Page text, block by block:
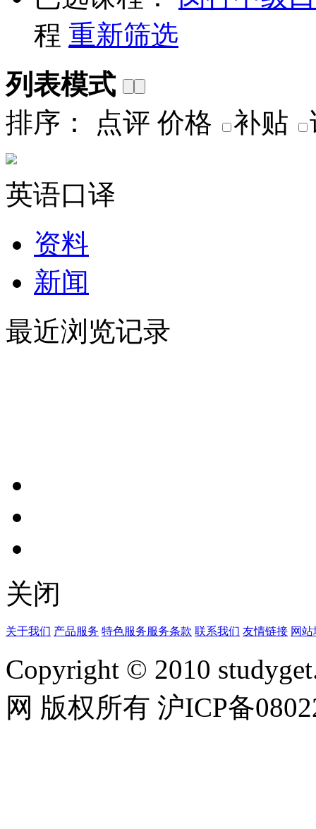
程 重新筛选
列表模式
排序：
点评 价格 补贴
英语口译
资料
新闻
最近浏览记录
关闭
关于我们 产品服务 特色服务服务条款 联系我们 友情链接 网
Copyright © 2010
网 版权所有 沪ICP备